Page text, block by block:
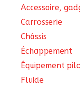
Accessoire,
Carrosserie
Châssis
Échappement
Équipement
Fluide